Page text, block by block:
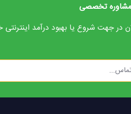
تخصصی
در جهت شروع یا بهبود درآمد اینترنتی